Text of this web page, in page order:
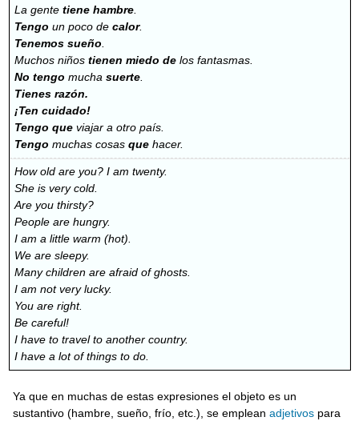
La gentetiene hambre
Tengoun poco decalor.
Tenemos sueño
Muchos niños tienen miedo delos fantasmas.
No tengomucha suerte
Tienes razón.
¡Ten cuidado!
Tengo queviajar a otro país.
Tengomuchas cosas quehacer.
How old are you?I am twenty.
She is very cold.
Are you thirsty?
People are hungry.
I am a little warm (hot).
We are sleepy.
Many children are afraid of ghosts.
I am not very lucky.
You are right.
Be careful!
I have to travel to another country.
I have a lot of things to do.
Ya que en muchas de estas expresiones el objeto es un
sustantivo (hambre, sueño, frío, etc.), se empleanadjetivos para